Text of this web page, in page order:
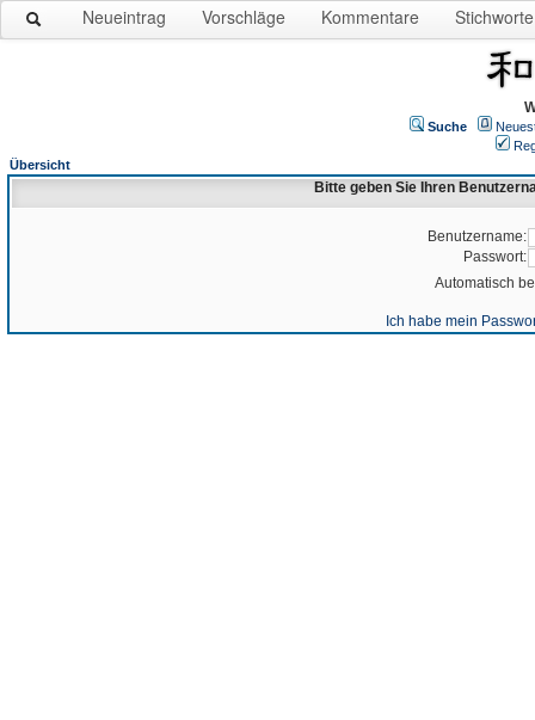
Neueintrag Vorschläge Kommentare Stichworte
Suche
Übersicht
Bitte geben Sie Ihren
Benutzername:
Passwort:
Automatisch
Ich habe mein